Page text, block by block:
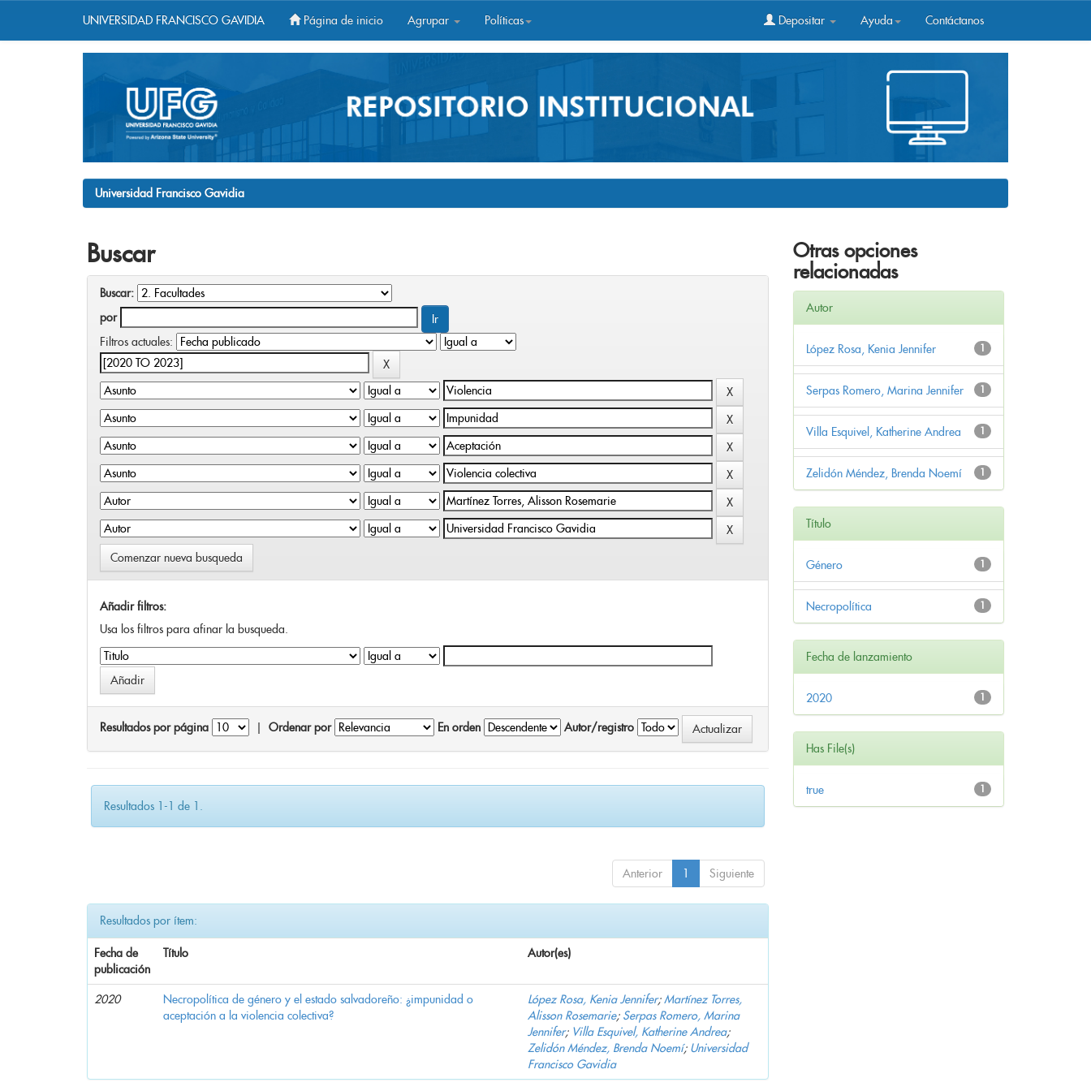
UNIVERSIDAD FRANCISCO GAVIDIA Página de inicio Agrupar Políticas Depositar Ayuda Contáctanos
Universidad Francisco Gavidia
Buscar
Buscar:
por
Filtros actuales:
Comenzar nueva busqueda
Añadir filtros:
Usa los filtros para afinar la busqueda.
Resultados por página Ordenar por En orden Autor/registro
Resultados 1-1 de 1.
Anterior 1 Siguiente
Resultados por ítem:
Fecha de
publicación
Título Autor(es)
2020
Necropolítica de género y el estado salvadoreño: ¿impunidad o
aceptación a la violencia colectiva?
López Rosa, Kenia Jennifer;Martínez Torres,
Alisson Rosemarie; Serpas Romero, Marina
Jennifer; Villa Esquivel, Katherine Andrea;
Zelidón Méndez, Brenda Noemí; Universidad
Francisco Gavidia
Otras opciones
relacionadas
Autor
1
López Rosa, Kenia Jennifer
1
Serpas Romero, Marina Jennifer
1
Villa Esquivel, Katherine Andrea
1
Zelidón Méndez, Brenda Noemí
Título
1
Género
1
Necropolítica
Fecha de lanzamiento
1
2020
Has File(s)
1
true